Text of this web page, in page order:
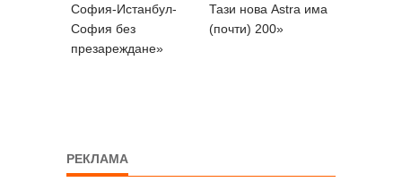
София-Истанбул-
София без
презареждане»
Тази нова Astra има
(почти) 200»
РЕКЛАМА